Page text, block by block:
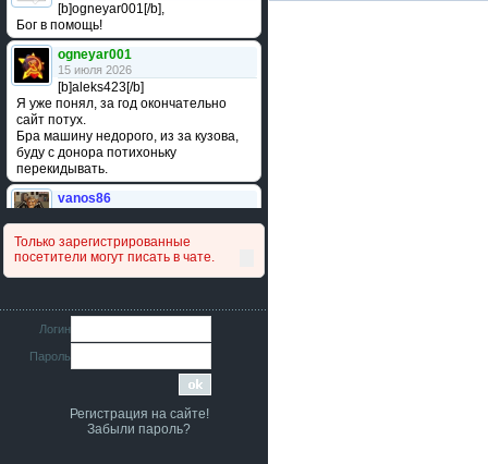
[b]ogneyar001[/b],
Бог в помощь!
ogneyar001
15 июля 2026
[b]aleks423[/b]
Я уже понял, за год окончательно
сайт потух.
Бра машину недорого, из за кузова,
буду с донора потихоньку
перекидывать.
vanos86
сравнивал подушку акпп бензиновой и
дизельной машины намера
4578063AG и 4578061AG? По фото
iMrCoffeeBLR4
11 июля 2026
[b]era124[/b],
Ага понял буду знать спасибо
era124
7 июля 2026
Только зарегистрированные
посетители могут писать в чате.
Логин
Пароль
Регистрация на сайте!
Забыли пароль?